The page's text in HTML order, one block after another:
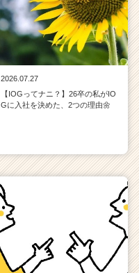
2026.07.27
【IOGってナニ？】26卒の私がIO
Gに入社を決めた、2つの理由🌼